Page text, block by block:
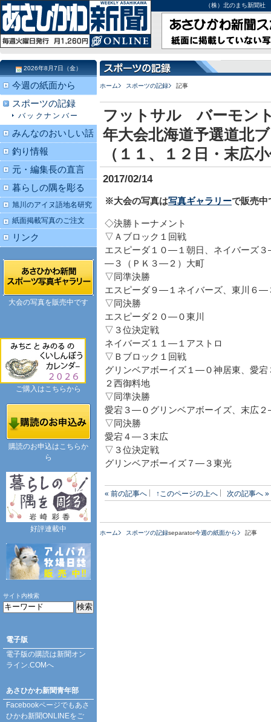
（株）北のまち新聞
ホーム スポーツの記録 記事
フットサル バーモン
年大会北海道予選道北
（１１、１２日・末広
2017/02/14
※大会の写真は写真ギャラリーで販売中
◇決勝トーナメント
▽Ａブロック１回戦
エスピーダ１０―１朝日、ネイバーズ
―３（ＰＫ３―２）大町
▽同準決勝
エスピーダ９―１ネイバーズ、東川６―
▽同決勝
エスピーダ２０―０東川
▽３位決定戦
ネイバーズ１１―１アストロ
▽Ｂブロック１回戦
グリンベアボーイズ１―０神居東、愛
２西御料地
▽同準決勝
愛宕３―０グリンベアボーイズ、末広
▽同決勝
愛宕４―３末広
▽３位決定戦
グリンベアボーイズ７―３東光
« 前の記事へ ↑このページの上へ 次の記事へ »
ホーム スポーツの記録separator今週の紙面から 記事
2026年8月7日（金）
今週の紙面から
スポーツの記録
バックナンバー
みんなのおいしい話
釣り情報
元・編集長の直言
暮らしの隅を彫る
旭川のアイヌ語地名研究
紙面掲載写真のご注文
リンク
大会の写真を販売中です
ご購入はこちらから
購読のお申込はこちらか
ら
好評連載中
サイト内検索
電子版
電子版の購読は新聞オン
ライン.COMへ
あさひかわ新聞青年部
Facebookページでもあさ
ひかわ新聞ONLINEをご